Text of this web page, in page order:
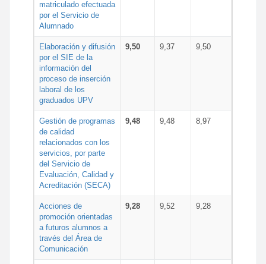
matriculado efectuada
por el Servicio de
Alumnado
Elaboración y difusión
por el SIE de la
información del
proceso de inserción
laboral de los
graduados UPV
9,50 9,37 9,50
Gestión de programas
de calidad
relacionados con los
servicios, por parte
del Servicio de
Evaluación, Calidad y
Acreditación (SECA)
9,48 9,48 8,97
Acciones de
promoción orientadas
a futuros alumnos a
través del Área de
Comunicación
9,28 9,52 9,28